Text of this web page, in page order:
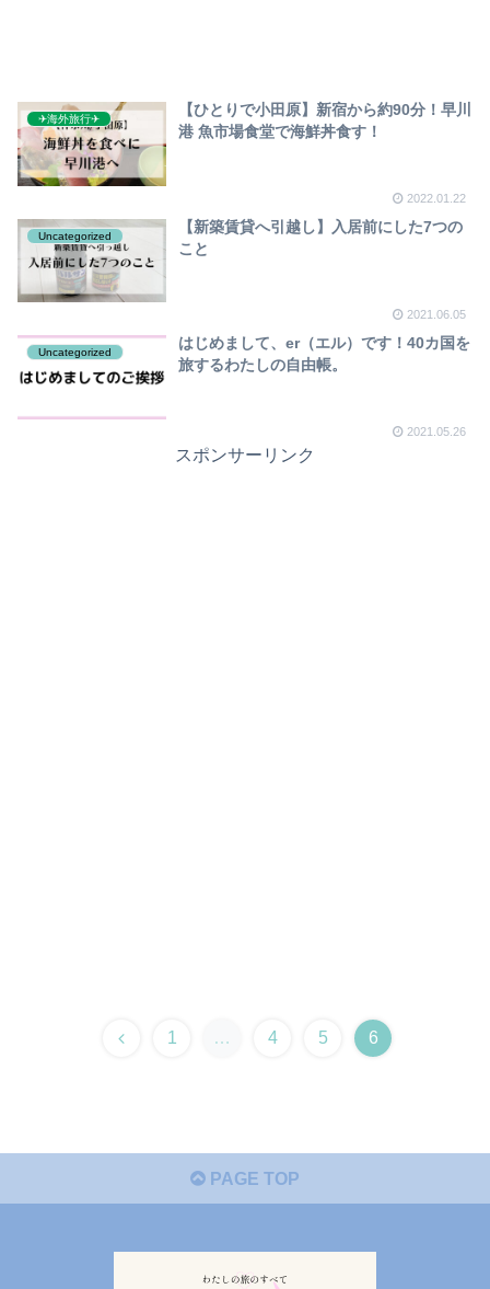
✈︎海外旅行✈︎
【ひとりで小田原】新宿から約90分！早川
港 魚市場食堂で海鮮丼食す！
2022.01.22
Uncategorized
【新築賃貸へ引越し】入居前にした7つの
こと
2021.06.05
Uncategorized
はじめまして、er（エル）です！40カ国を
旅するわたしの自由帳。
2021.05.26
スポンサーリンク
1 … 4 5 6
PAGE TOP